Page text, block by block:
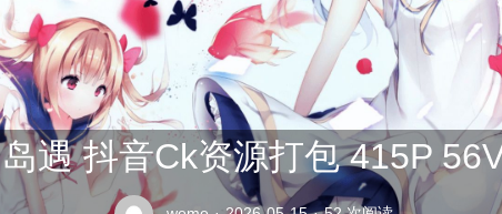
公交车司机终于在众人的指责中将座位让给了老太太
岛遇 抖音Ck资源打包 415P